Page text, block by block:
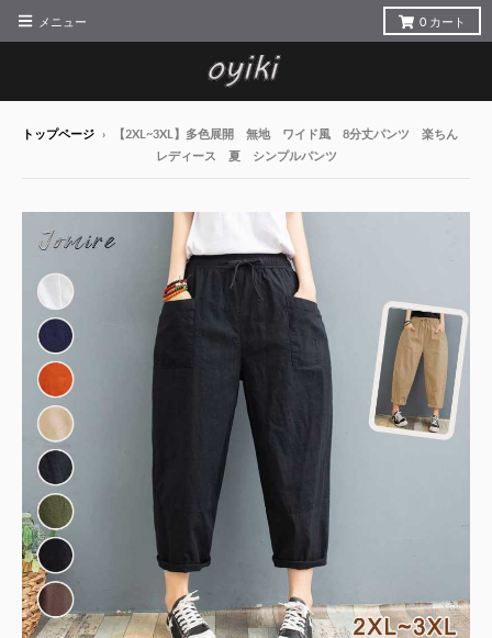
メニュー 0 カート
トップページ ›
【2XL~3XL】多色展開 無地 ワイド風 8分丈パンツ 楽ちん
レディース 夏 シンプルパンツ